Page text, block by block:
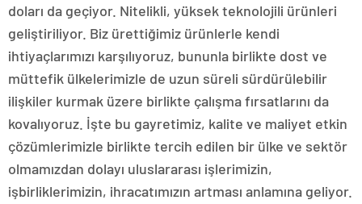
doları da geçiyor. Nitelikli, yüksek teknolojili ürünleri
geliştiriliyor. Biz ürettiğimiz ürünlerle kendi
ihtiyaçlarımızı karşılıyoruz, bununla birlikte dost ve
müttefik ülkelerimizle de uzun süreli sürdürülebilir
ilişkiler kurmak üzere birlikte çalışma fırsatlarını da
kovalıyoruz. İşte bu gayretimiz, kalite ve maliyet etkin
çözümlerimizle birlikte tercih edilen bir ülke ve sektör
olmamızdan dolayı uluslararası işlerimizin,
işbirliklerimizin, ihracatımızın artması anlamına geliyor.